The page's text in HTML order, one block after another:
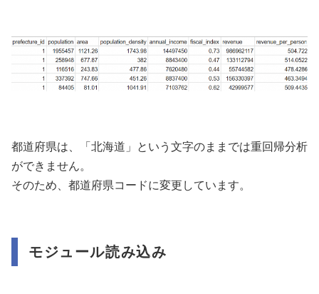
都道府県は、「北海道」という文字のままでは重回帰分析
ができません。
そのため、都道府県コードに変更しています。
モジュール読み込み